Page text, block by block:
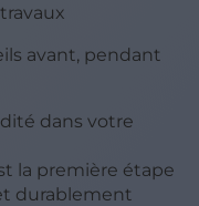
avant, pendant
dans votre
la première étape
durablement